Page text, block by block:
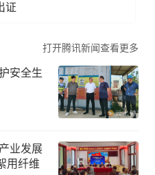
证
打开腾讯新闻查看更多
安全生
业发展
用纤维